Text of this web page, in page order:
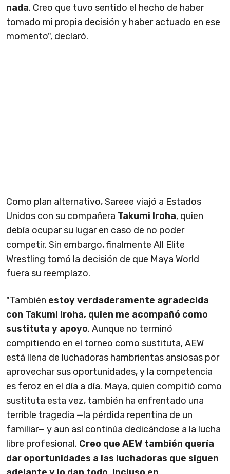
nada. Creo que tuvo sentido el hecho de haber
tomado mi propia decisión y haber actuado en ese
momento", declaró.
Como plan alternativo, Sareee viajó a Estados
Unidos con su compañera Takumi Iroha, quien
debía ocupar su lugar en caso de no poder
competir. Sin embargo, finalmente All Elite
Wrestling tomó la decisión de que Maya World
fuera su reemplazo.
"También estoy verdaderamente agradecida
con Takumi Iroha, quien me acompañó como
sustituta y apoyo. Aunque no terminó
compitiendo en el torneo como sustituta, AEW
está llena de luchadoras hambrientas ansiosas por
aprovechar sus oportunidades, y la competencia
es feroz en el día a día. Maya, quien compitió como
sustituta esta vez, también ha enfrentado una
terrible tragedia —la pérdida repentina de un
familiar— y aun así continúa dedicándose a la lucha
libre profesional. Creo que AEW también quería
dar oportunidades a las luchadoras que siguen